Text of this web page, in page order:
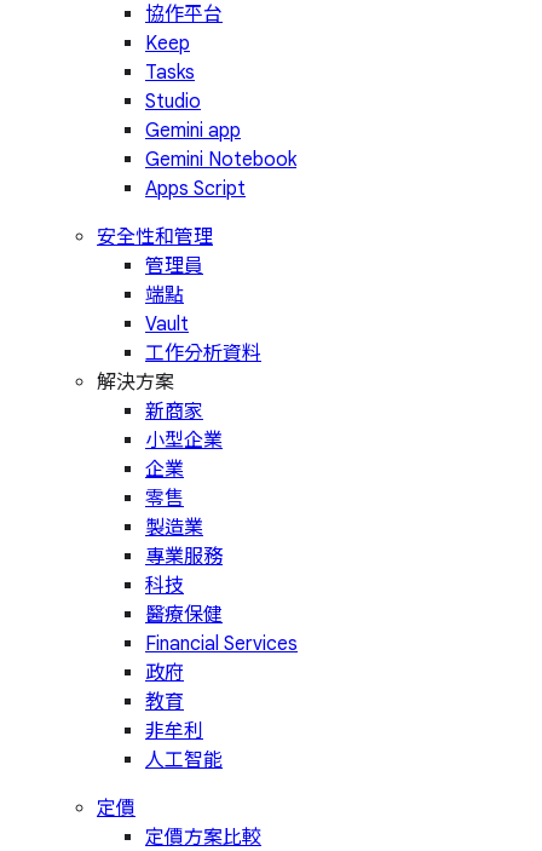
協作平台
Keep
Tasks
Studio
Gemini app
Gemini Notebook
Apps Script
安全性和管理
管理員
端點
Vault
工作分析資料
解決方案
新商家
小型企業
企業
零售
製造業
專業服務
科技
醫療保健
Financial Services
政府
教育
非牟利
人工智能
定價
定價方案比較